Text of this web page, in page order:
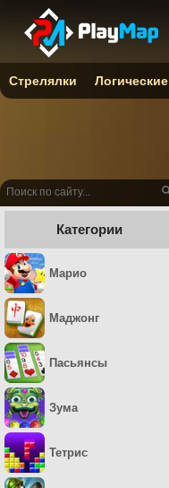
Категории
Марио
Маджонг
Пасьянсы
Зума
Тетрис
Стрелялки Логические